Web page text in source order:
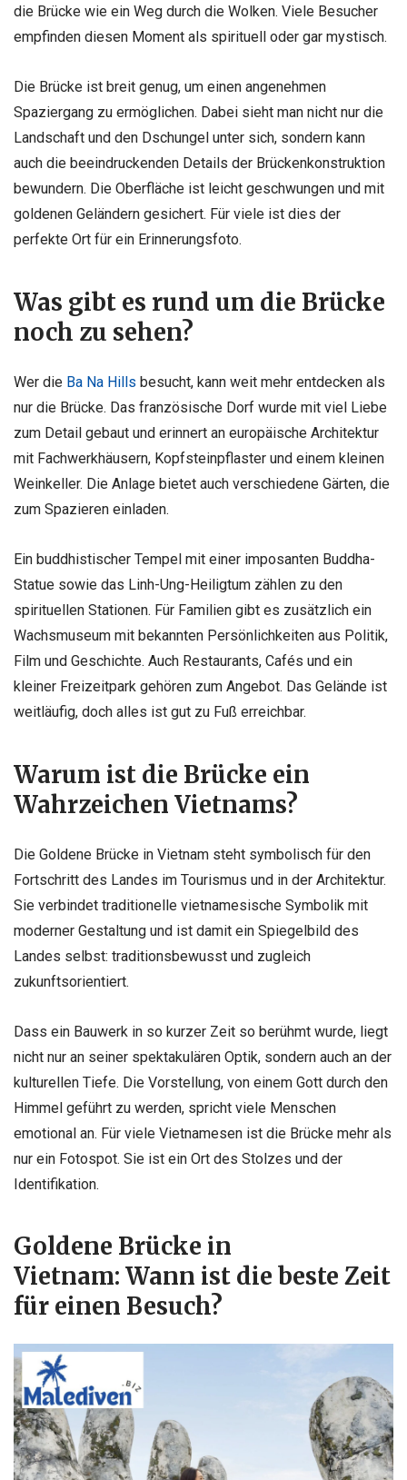
die Brücke wie ein Weg durch die Wolken. Viele Besucher
empfinden diesen Moment als spirituell oder gar mystisch.
Die Brücke ist breit genug, um einen angenehmen
Spaziergang zu ermöglichen. Dabei sieht man nicht nur die
Landschaft und den Dschungel unter sich, sondern kann
auch die beeindruckenden Details der Brückenkonstruktion
bewundern. Die Oberfläche ist leicht geschwungen und mit
goldenen Geländern gesichert. Für viele ist dies der
perfekte Ort für ein Erinnerungsfoto.
Was gibt es rund um die Brücke
noch zu sehen?
Wer die Ba Na Hills besucht, kann weit mehr entdecken als
nur die Brücke. Das französische Dorf wurde mit viel Liebe
zum Detail gebaut und erinnert an europäische Architektur
mit Fachwerkhäusern, Kopfsteinpflaster und einem kleinen
Weinkeller. Die Anlage bietet auch verschiedene Gärten, die
zum Spazieren einladen.
Ein buddhistischer Tempel mit einer imposanten Buddha-
Statue sowie das Linh-Ung-Heiligtum zählen zu den
spirituellen Stationen. Für Familien gibt es zusätzlich ein
Wachsmuseum mit bekannten Persönlichkeiten aus Politik,
Film und Geschichte. Auch Restaurants, Cafés und ein
kleiner Freizeitpark gehören zum Angebot. Das Gelände ist
weitläufig, doch alles ist gut zu Fuß erreichbar.
Warum ist die Brücke ein
Wahrzeichen Vietnams?
Die Goldene Brücke in Vietnam steht symbolisch für den
Fortschritt des Landes im Tourismus und in der Architektur.
Sie verbindet traditionelle vietnamesische Symbolik mit
moderner Gestaltung und ist damit ein Spiegelbild des
Landes selbst: traditionsbewusst und zugleich
zukunftsorientiert.
Dass ein Bauwerk in so kurzer Zeit so berühmt wurde, liegt
nicht nur an seiner spektakulären Optik, sondern auch an der
kulturellen Tiefe. Die Vorstellung, von einem Gott durch den
Himmel geführt zu werden, spricht viele Menschen
emotional an. Für viele Vietnamesen ist die Brücke mehr als
nur ein Fotospot. Sie ist ein Ort des Stolzes und der
Identifikation.
Goldene Brücke in
Vietnam: Wann ist die beste Zeit
für einen Besuch?